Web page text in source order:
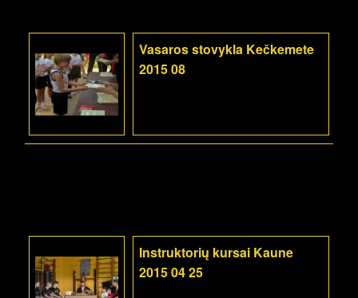
Vasaros stovykla Kečkemete
2015 08
Instruktorių kursai Kaune
2015 04 25